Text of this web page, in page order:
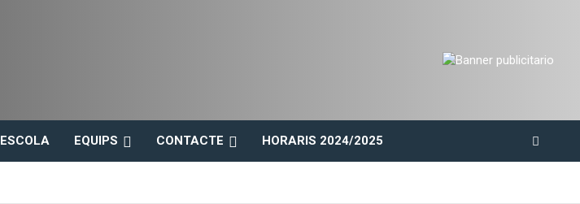
ESCOLA EQUIPS CONTACTE HORARIS 2024/2025